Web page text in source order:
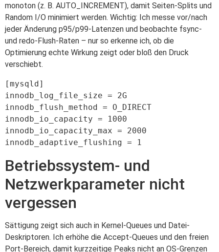
monoton (z. B. AUTO_INCREMENT), damit Seiten-Splits und
Random I/O minimiert werden. Wichtig: Ich messe vor/nach
jeder Änderung p95/p99-Latenzen und beobachte fsync-
und redo-Flush-Raten – nur so erkenne ich, ob die
Optimierung echte Wirkung zeigt oder bloß den Druck
verschiebt.
[mysqld]
innodb_log_file_size = 2G
innodb_flush_method = O_DIRECT
innodb_io_capacity = 1000
innodb_io_capacity_max = 2000
Betriebssystem- und
Netzwerkparameter nicht
vergessen
Sättigung zeigt sich auch in Kernel-Queues und Datei-
Deskriptoren. Ich erhöhe die Accept-Queues und den freien
Port-Bereich, damit kurzzeitige Peaks nicht an OS-Grenzen